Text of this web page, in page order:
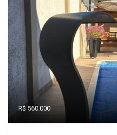
R$ 560.000